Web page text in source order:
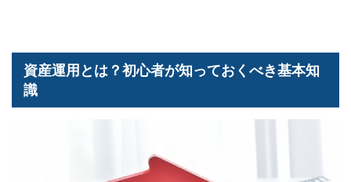
資産運用とは？初心者が知っておくべき基本知
識